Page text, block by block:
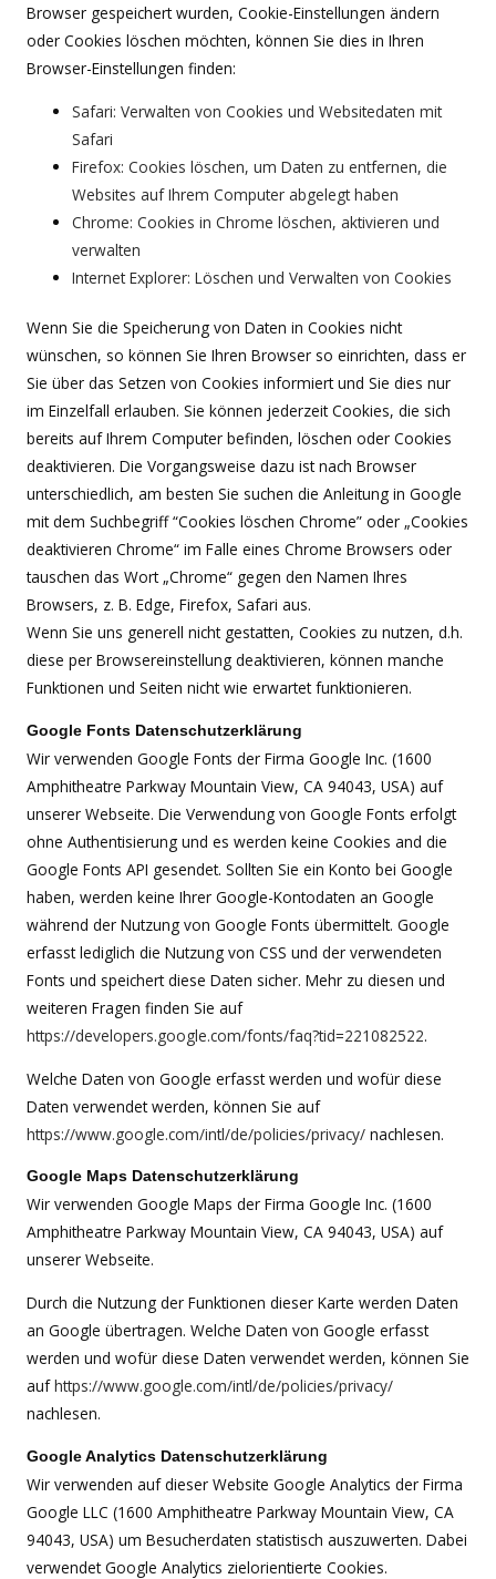
Browser gespeichert wurden, Cookie-Einstellungen ändern
oder Cookies löschen möchten, können Sie dies in Ihren
Browser-Einstellungen finden:
Safari: Verwalten von Cookies und Websitedaten mit
Safari
Firefox: Cookies löschen, um Daten zu entfernen, die
Websites auf Ihrem Computer abgelegt haben
Chrome: Cookies in Chrome löschen, aktivieren und
verwalten
Internet Explorer: Löschen und Verwalten von Cookies
Wenn Sie die Speicherung von Daten in Cookies nicht
wünschen, so können Sie Ihren Browser so einrichten, dass er
Sie über das Setzen von Cookies informiert und Sie dies nur
im Einzelfall erlauben. Sie können jederzeit Cookies, die sich
bereits auf Ihrem Computer befinden, löschen oder Cookies
deaktivieren. Die Vorgangsweise dazu ist nach Browser
unterschiedlich, am besten Sie suchen die Anleitung in Google
mit dem Suchbegriff “Cookies löschen Chrome” oder „Cookies
deaktivieren Chrome“ im Falle eines Chrome Browsers oder
tauschen das Wort „Chrome“ gegen den Namen Ihres
Browsers, z. B. Edge, Firefox, Safari aus.
Wenn Sie uns generell nicht gestatten, Cookies zu nutzen, d.h.
diese per Browsereinstellung deaktivieren, können manche
Funktionen und Seiten nicht wie erwartet funktionieren.
Google Fonts Datenschutzerklärung
Wir verwenden Google Fonts der Firma Google Inc. (1600
Amphitheatre Parkway Mountain View, CA 94043, USA) auf
unserer Webseite. Die Verwendung von Google Fonts erfolgt
ohne Authentisierung und es werden keine Cookies and die
Google Fonts API gesendet. Sollten Sie ein Konto bei Google
haben, werden keine Ihrer Google-Kontodaten an Google
während der Nutzung von Google Fonts übermittelt. Google
erfasst lediglich die Nutzung von CSS und der verwendeten
Fonts und speichert diese Daten sicher. Mehr zu diesen und
weiteren Fragen finden Sie auf
https://developers.google.com/fonts/faq?tid=221082522.
Welche Daten von Google erfasst werden und wofür diese
Daten verwendet werden, können Sie auf
https://www.google.com/intl/de/policies/privacy/ nachlesen.
Google Maps Datenschutzerklärung
Wir verwenden Google Maps der Firma Google Inc. (1600
Amphitheatre Parkway Mountain View, CA 94043, USA) auf
unserer Webseite.
Durch die Nutzung der Funktionen dieser Karte werden Daten
an Google übertragen. Welche Daten von Google erfasst
werden und wofür diese Daten verwendet werden, können Sie
aufhttps://www.google.com/intl/de/policies/privacy/
nachlesen.
Google Analytics Datenschutzerklärung
Wir verwenden auf dieser Website Google Analytics der Firma
Google LLC (1600 Amphitheatre Parkway Mountain View, CA
94043, USA) um Besucherdaten statistisch auszuwerten. Dabei
verwendet Google Analytics zielorientierte Cookies.